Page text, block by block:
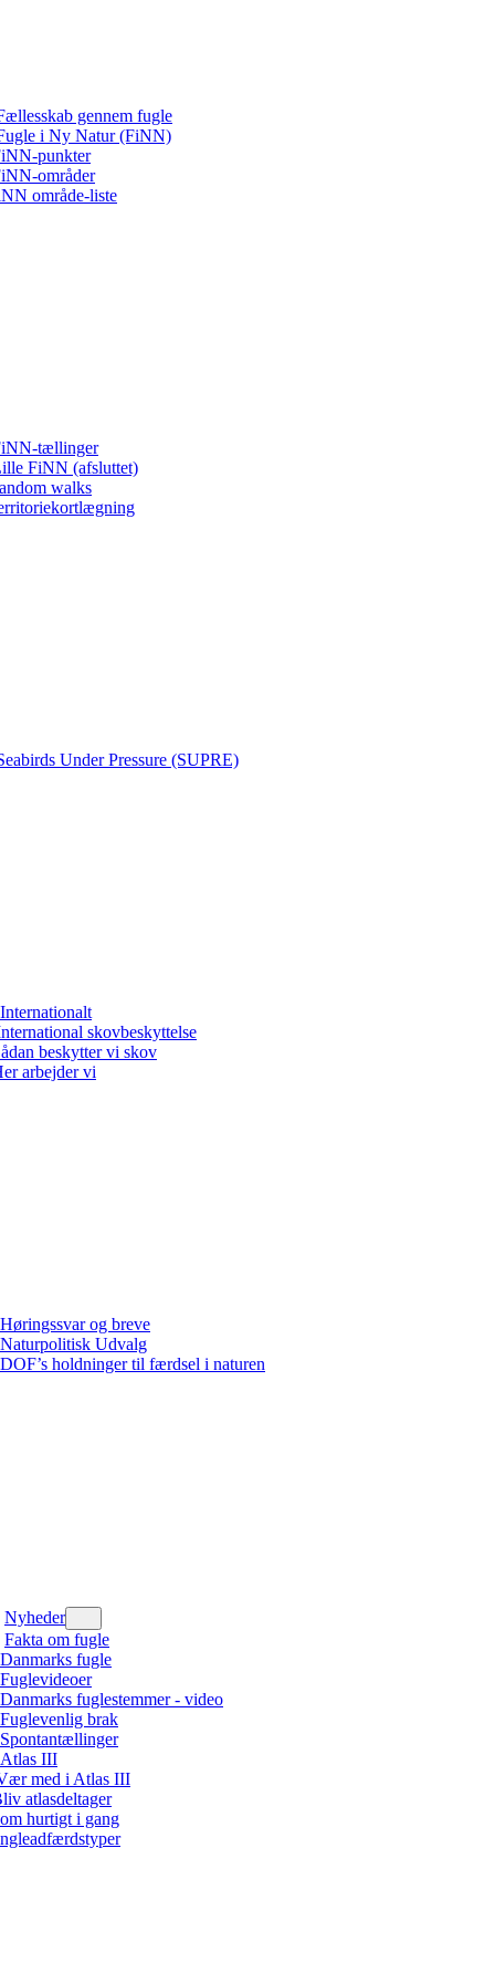
gennem fugle
i Ny Natur (FiNN)
punkter
områder
område-liste
tællinger
FiNN (afsluttet)
walks
Under Pressure (SUPRE)
Internationalt
skovbeskyttelse
beskytter vi skov
arbejder vi
Høringssvar og breve
Naturpolitisk Udvalg
DOF’s holdninger til færdsel i naturen
Nyheder
Fakta om fugle
Danmarks fugle
Fuglevideoer
Danmarks fuglestemmer - video
Fuglevenlig brak
Spontantællinger
Atlas III
med i Atlas III
atlasdeltager
hurtigt i gang